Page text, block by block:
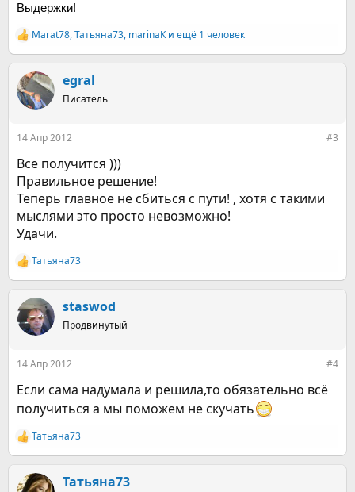
Выдержки!
Р
е
к
ц
и
Marat78,Татьяна73, marinaKи ещё 1 человек
egral
Писатель
14 Апр 2012 #3
Все получится )))
Правильное решение!
Теперь главное не сбиться с пути! , хотя с такими
мыслями это просто невозможно!
Удачи.
Р
е
к
ц
и
Татьяна73
staswod
Продвинутый
14 Апр 2012 #4
Если сама надумала и решила,то обязательно всё
получиться а мы поможем не скучать
Р
е
к
Татьяна73
Татьяна73